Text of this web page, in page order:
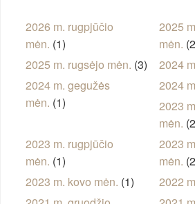
2026 m. rugpjūčio
mėn. (1)
2025
mėn.
2025 m. rugsėjo mėn. (3) 2024
2024 m. gegužės
mėn. (1)
2024
2023
mėn.
2023 m. rugpjūčio
mėn. (1)
2023
mėn.
2023 m. kovo mėn. (1) 2022